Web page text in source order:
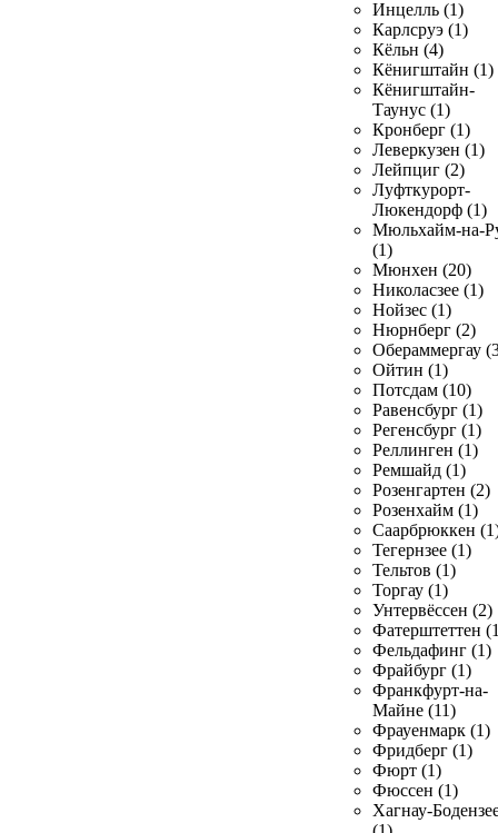
Инцелль (1)
Карлсруэ (1)
Кёльн (4)
Кёнигштайн (1)
Кёнигштайн-
Таунус (1)
Кронберг (1)
Леверкузен (1)
Лейпциг (2)
Луфткурорт-
Люкендорф (1)
Мюльхайм-на-
(1)
Мюнхен (20)
Николасзее (1)
Нойзес (1)
Нюрнберг (2)
Обераммергау
Ойтин (1)
Потсдам (10)
Равенсбург (1)
Регенсбург (1)
Реллинген (1)
Ремшайд (1)
Розенгартен (2)
Розенхайм (1)
Саарбрюккен
Тегернзее (1)
Тельтов (1)
Торгау (1)
Унтервёссен (2)
Фатерштеттен
Фельдафинг (1)
Фрайбург (1)
Франкфурт-на-
Майне (11)
Фрауенмарк (1)
Фридберг (1)
Фюрт (1)
Фюссен (1)
Хагнау-